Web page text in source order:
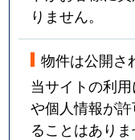
りません。
物件は公開さ
当サイトの利
や個人情報が
ることはありま